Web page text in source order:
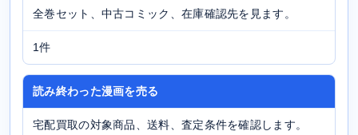
全巻セット、中古コミック、在庫確認先を見ます。
1件
読み終わった漫画を売る
宅配買取の対象商品、送料、査定条件を確認します。